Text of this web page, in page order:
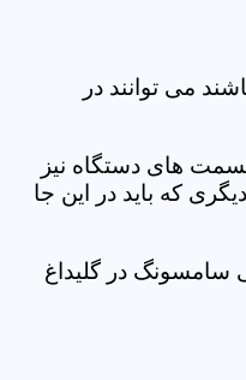
می توانند در
های دستگاه نیز
که باید در این جا
سامسونگ در گلیداغ